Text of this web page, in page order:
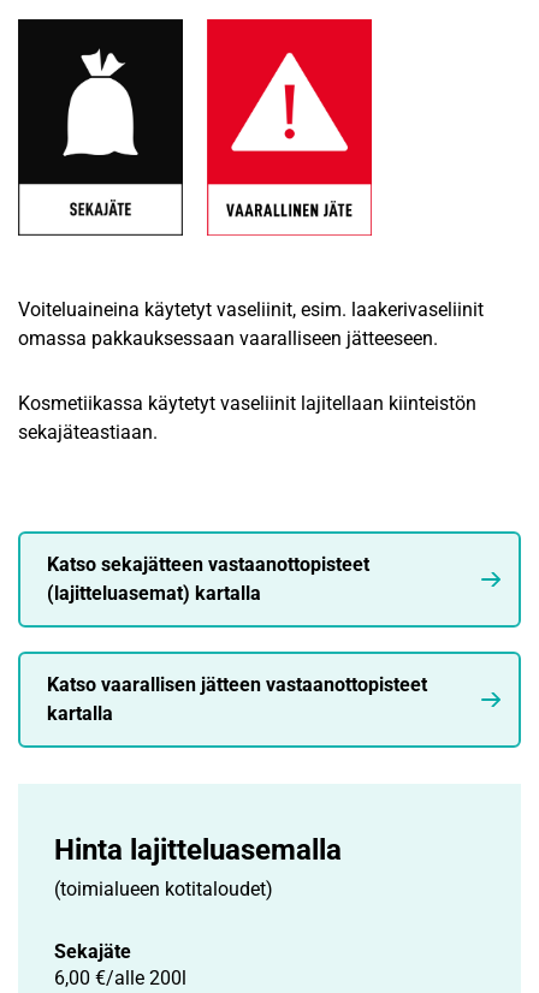
Voiteluaineina käytetyt vaseliinit, esim. laakerivaseliinit
omassa pakkauksessaan vaaralliseen jätteeseen.
Kosmetiikassa käytetyt vaseliinit lajitellaan kiinteistön
sekajäteastiaan.
Katso sekajätteen vastaanottopisteet
(lajitteluasemat) kartalla
Katso vaarallisen jätteen vastaanottopisteet
kartalla
Hinta lajittelu­asemalla
(toimialueen kotitaloudet)
Sekajäte
6,00 €/alle 200l